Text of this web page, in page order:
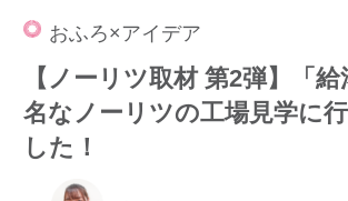
おふろ×アイデア
【ノーリツ取材 第2弾】「
名なノーリツの工場見学に
した！